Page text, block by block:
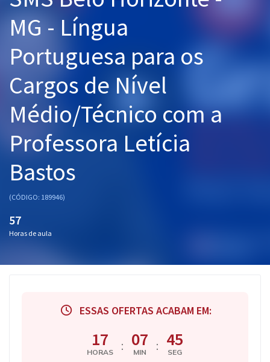
Graduação
Mentorias
Questões grátis
Conteúdo gratuito
Blog
Aprovados
Atendimento
MG - Língua
Portuguesa para os
Cargos de Nível
Médio/Técnico com a
Professora Letícia
Bastos
(CÓDIGO: 189946)
57
Horas de aula
ESSAS OFERTAS ACABAM EM:
17
HORAS : 07
MIN : 44
SEG